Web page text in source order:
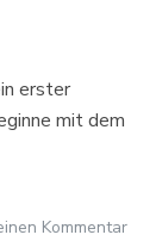
erster
mit dem
Kommentarzu